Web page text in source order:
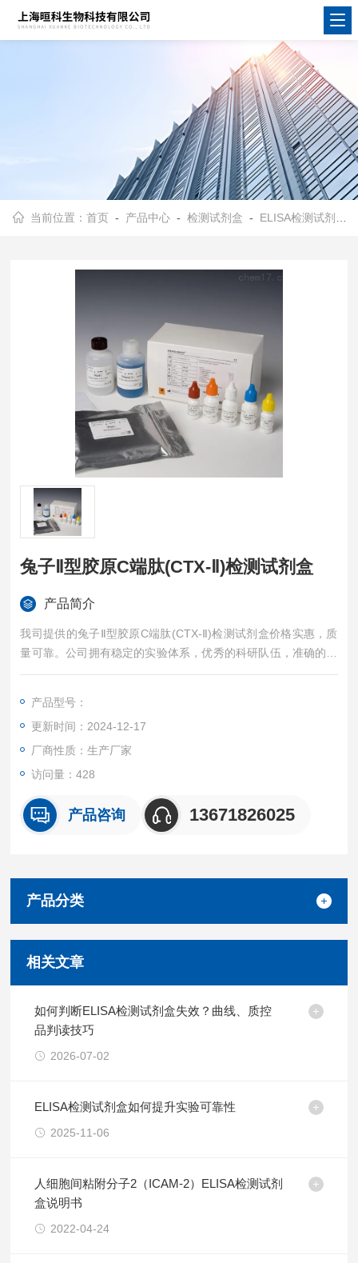
当前位置：首页 - 产品中心 -检测试剂盒 - ELISA检测试剂盒
兔子Ⅱ型胶原C端肽(CTX-Ⅱ)检测试剂盒
产品简介
我司提供的兔子Ⅱ型胶原C端肽(CTX-Ⅱ)检测试剂盒价格实惠，质
量可靠。公司拥有稳定的实验体系，优秀的科研队伍，准确的实
验结果，是您值得信赖的合作伙伴，凡购买我司的试剂盒产品都
产品型号：
更新时间：2024-12-17
厂商性质：生产厂家
访问量：428
产品咨询 13671826025
产品分类
相关文章
如何判断ELISA检测试剂盒失效？曲线、质控
品判读技巧
2026-07-02
ELISA检测试剂盒如何提升实验可靠性
2025-11-06
人细胞间粘附分子2（ICAM-2）ELISA检测试剂
盒说明书
2022-04-24